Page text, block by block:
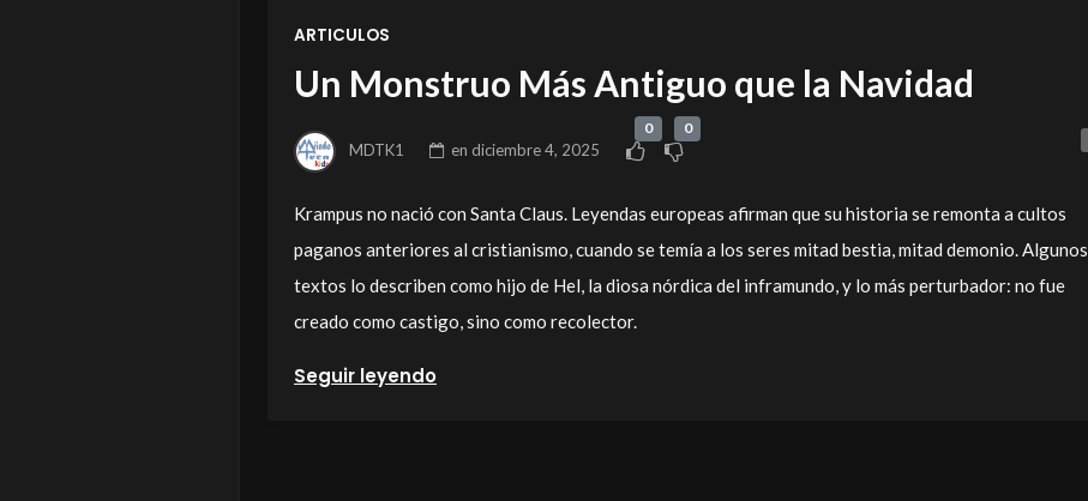
ARTICULOS
Un Monstruo Más Antiguo que la Navidad
MDTK1 en diciembre 4, 2025
0 0
Krampus no nació con Santa Claus. Leyendas europeas afirman que su historia se remonta a cultos
paganos anteriores al cristianismo, cuando se temía a los seres mitad bestia, mitad demonio. Algunos
textos lo describen como hijo de Hel, la diosa nórdica del inframundo, y lo más perturbador: no fue
creado como castigo, sino como recolector.
Seguir leyendo